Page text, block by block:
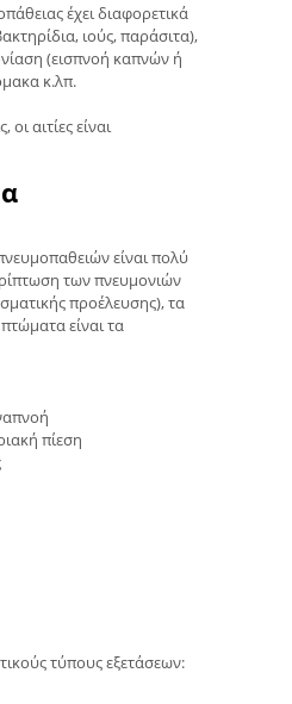
έχει διαφορετικά
ιούς, παράσιτα),
(εισπνοή καπνών ή
κ.λπ.
αιτίες είναι
είναι πολύ
των πνευμονιών
προέλευσης), τα
είναι τα
πίεση
τύπους εξετάσεων: